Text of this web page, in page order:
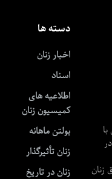
زنان
دسته ها
اخبار زنان
اسناد
اطلاعیه های
کمیسیون زنان
بولتن ماهانه
زنان تأثیرگذار
زنان در تاریخ